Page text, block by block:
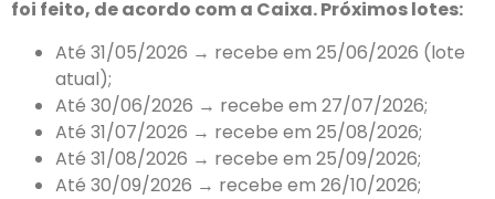
foi feito, de acordo com a Caixa. Próximos lotes:
Até 31/05/2026 → recebe em 25/06/2026 (lote
atual);
Até 30/06/2026 → recebe em 27/07/2026;
Até 31/07/2026 → recebe em 25/08/2026;
Até 31/08/2026 → recebe em 25/09/2026;
Até 30/09/2026 → recebe em 26/10/2026;